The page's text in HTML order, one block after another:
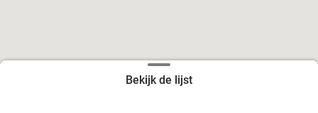
Bekijk de lijst